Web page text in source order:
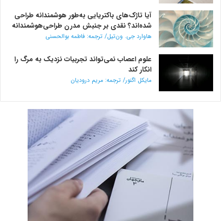
آیا تاژک‌های باکتریایی به‌طور هوشمندانه طراحی
شده‌اند؟ نقدی بر جنبش مدرن طراحی‌هوشمندانه
هاوارد جی. ون‌تیل/ ترجمه: فاطمه بوالحسنی
علوم اعصاب نمی‌تواند تجربیات نزدیک به مرگ را
انکار کند
مایکل اگنور/ ترجمه: مریم درودیان